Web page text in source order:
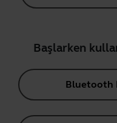
Başlarken
Bluetooth